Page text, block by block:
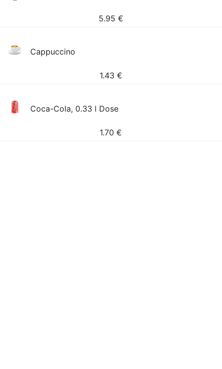
5.95 €
Cappuccino
1.43 €
Coca-Cola, 0.33 l Dose
1.70 €